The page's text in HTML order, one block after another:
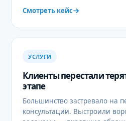
Смотреть кейс
УСЛУГИ
Клиенты перестали
этапе
Большинство застревало на
консультации. Выстроили